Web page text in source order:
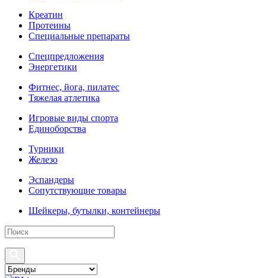
Креатин
Протеины
Специальные препараты
Спецпредложения
Энергетики
Фитнес, йога, пилатес
Тяжелая атлетика
Игровые виды спорта
Единоборства
Турники
Железо
Эспандеры
Сопутствующие товары
Шейкеры, бутылки, контейнеры